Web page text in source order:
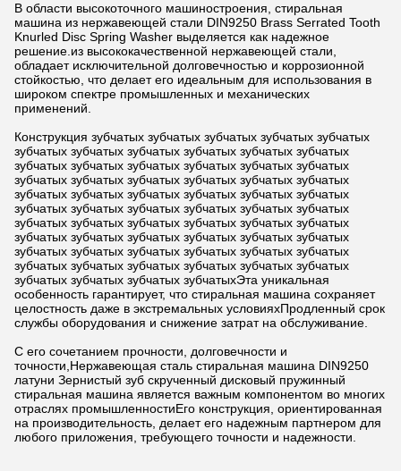
В области высокоточного машиностроения, стиральная
машина из нержавеющей стали DIN9250 Brass Serrated Tooth
Knurled Disc Spring Washer выделяется как надежное
решение.из высококачественной нержавеющей стали,
обладает исключительной долговечностью и коррозионной
стойкостью, что делает его идеальным для использования в
широком спектре промышленных и механических
применений.
Конструкция зубчатых зубчатых зубчатых зубчатых зубчатых
зубчатых зубчатых зубчатых зубчатых зубчатых зубчатых
зубчатых зубчатых зубчатых зубчатых зубчатых зубчатых
зубчатых зубчатых зубчатых зубчатых зубчатых зубчатых
зубчатых зубчатых зубчатых зубчатых зубчатых зубчатых
зубчатых зубчатых зубчатых зубчатых зубчатых зубчатых
зубчатых зубчатых зубчатых зубчатых зубчатых зубчатых
зубчатых зубчатых зубчатых зубчатых зубчатых зубчатых
зубчатых зубчатых зубчатых зубчатых зубчатых зубчатых
зубчатых зубчатых зубчатых зубчатых зубчатых зубчатых
зубчатых зубчатых зубчатых зубчатыхЭта уникальная
особенность гарантирует, что стиральная машина сохраняет
целостность даже в экстремальных условияхПродленный срок
службы оборудования и снижение затрат на обслуживание.
С его сочетанием прочности, долговечности и
точности,Нержавеющая сталь стиральная машина DIN9250
латуни Зернистый зуб скрученный дисковый пружинный
стиральная машина является важным компонентом во многих
отраслях промышленностиЕго конструкция, ориентированная
на производительность, делает его надежным партнером для
любого приложения, требующего точности и надежности.